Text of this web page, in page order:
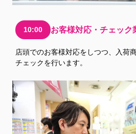
10:00 お客様対応・チェック
店頭でのお客様対応をしつつ、入荷
チェックを行います。